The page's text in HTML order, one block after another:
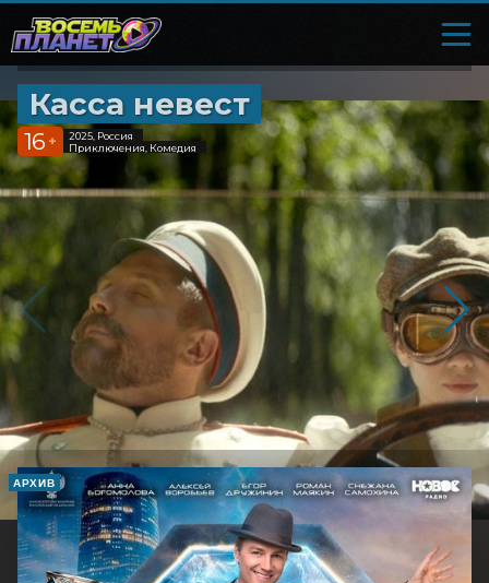
Касса невест
16 +
2025, Россия
Приключения, Комедия
АРХИВ